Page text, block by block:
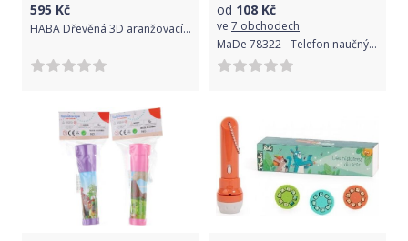
595 Kč
HABA Dřevěná 3D aranžovací mozaika Varius
od 108 Kč
ve 7 obchodech
MaDe 78322 - Telefon naučný v boxu - Zelená